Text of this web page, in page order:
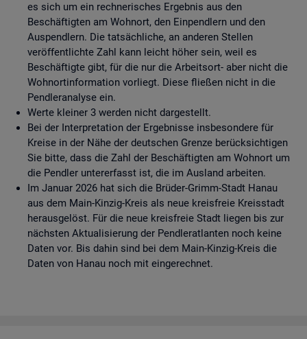
es sich um ein rechnerisches Ergebnis aus den
Beschäftigten am Wohnort, den Einpendlern und den
Auspendlern. Die tatsächliche, an anderen Stellen
veröffentlichte Zahl kann leicht höher sein, weil es
Beschäftigte gibt, für die nur die Arbeitsort- aber nicht die
Wohnortinformation vorliegt. Diese fließen nicht in die
Pendleranalyse ein.
Werte kleiner 3 werden nicht dargestellt.
Bei der Interpretation der Ergebnisse insbesondere für
Kreise in der Nähe der deutschen Grenze berücksichtigen
Sie bitte, dass die Zahl der Beschäftigten am Wohnort um
die Pendler untererfasst ist, die im Ausland arbeiten.
Im Januar 2026 hat sich die Brüder-Grimm-Stadt Hanau
aus dem Main-Kinzig-Kreis als neue kreisfreie Kreisstadt
herausgelöst. Für die neue kreisfreie Stadt liegen bis zur
nächsten Aktualisierung der Pendleratlanten noch keine
Daten vor. Bis dahin sind bei dem Main-Kinzig-Kreis die
Daten von Hanau noch mit eingerechnet.